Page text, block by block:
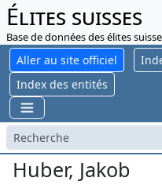
Élites suisses
Base de données des élites
Aller au site officiel
Index des entités
Huber, Jakob